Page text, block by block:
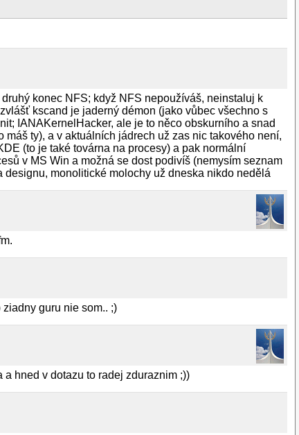
konec NFS; když NFS nepoužíváš, neinstaluj k
kscand je jaderný démon (jako vůbec všechno s
IANAKernelHacker, ale je to něco obskurního a snad
ty), a v aktuálních jádrech už zas nic takového není,
(to je také továrna na procesy) a pak normální
v MS Win a možná se dost podivíš (nemysím seznam
monolitické molochy už dneska nikdo nedělá
guru nie som.. ;)
hned v dotazu to radej zduraznim ;))